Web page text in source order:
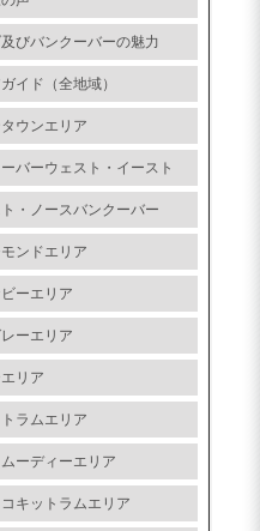
びバンクーバーの魅力
イド（全地域）
ウンエリア
バーウェスト・イースト
・ノースバンクーバー
モンドエリア
ーエリア
ーエリア
リア
ラムエリア
ーディーエリア
キットラムエリア